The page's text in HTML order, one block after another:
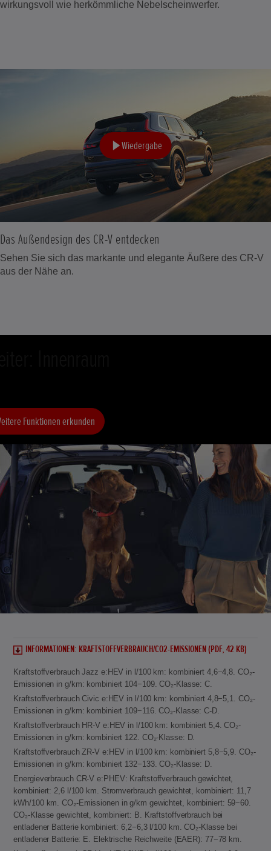
wirkungsvoll wie herkömmliche Nebelscheinwerfer.
Wiedergabe
Das Außendesign des CR-V entdecken
Sehen Sie sich das markante und elegante Äußere des CR-V
aus der Nähe an.
Funktionen erkunden
INFORMATIONEN: KRAFTSTOFFVERBRAUCH/CO2-EMISSIONEN (PDF, 42 KB)
Kraftstoffverbrauch Jazz e:HEV in l/100 km: kombiniert 4,6−4,8. CO₂-
Emissionen in g/km: kombiniert 104−109. CO₂-Klasse: C.
Kraftstoffverbrauch Civic e:HEV in l/100 km: kombiniert 4,8−5,1. CO₂-
Emissionen in g/km: kombiniert 109−116. CO₂-Klasse: C-D.
Kraftstoffverbrauch HR-V e:HEV in l/100 km: kombiniert 5,4. CO₂-
Emissionen in g/km: kombiniert 122. CO₂-Klasse: D.
Kraftstoffverbrauch ZR-V e:HEV in l/100 km: kombiniert 5,8−5,9. CO₂-
Emissionen in g/km: kombiniert 132−133. CO₂-Klasse: D.
Energieverbrauch CR-V e:PHEV: Kraftstoffverbrauch gewichtet,
kombiniert: 2,6 l/100 km. Stromverbrauch gewichtet, kombiniert: 11,7
kWh/100 km. CO₂-Emissionen in g/km gewichtet, kombiniert: 59−60.
CO₂-Klasse gewichtet, kombiniert: B. Kraftstoffverbrauch bei
entladener Batterie kombiniert: 6,2−6,3 l/100 km. CO₂-Klasse bei
entladener Batterie: E. Elektrische Reichweite (EAER): 77−78 km.